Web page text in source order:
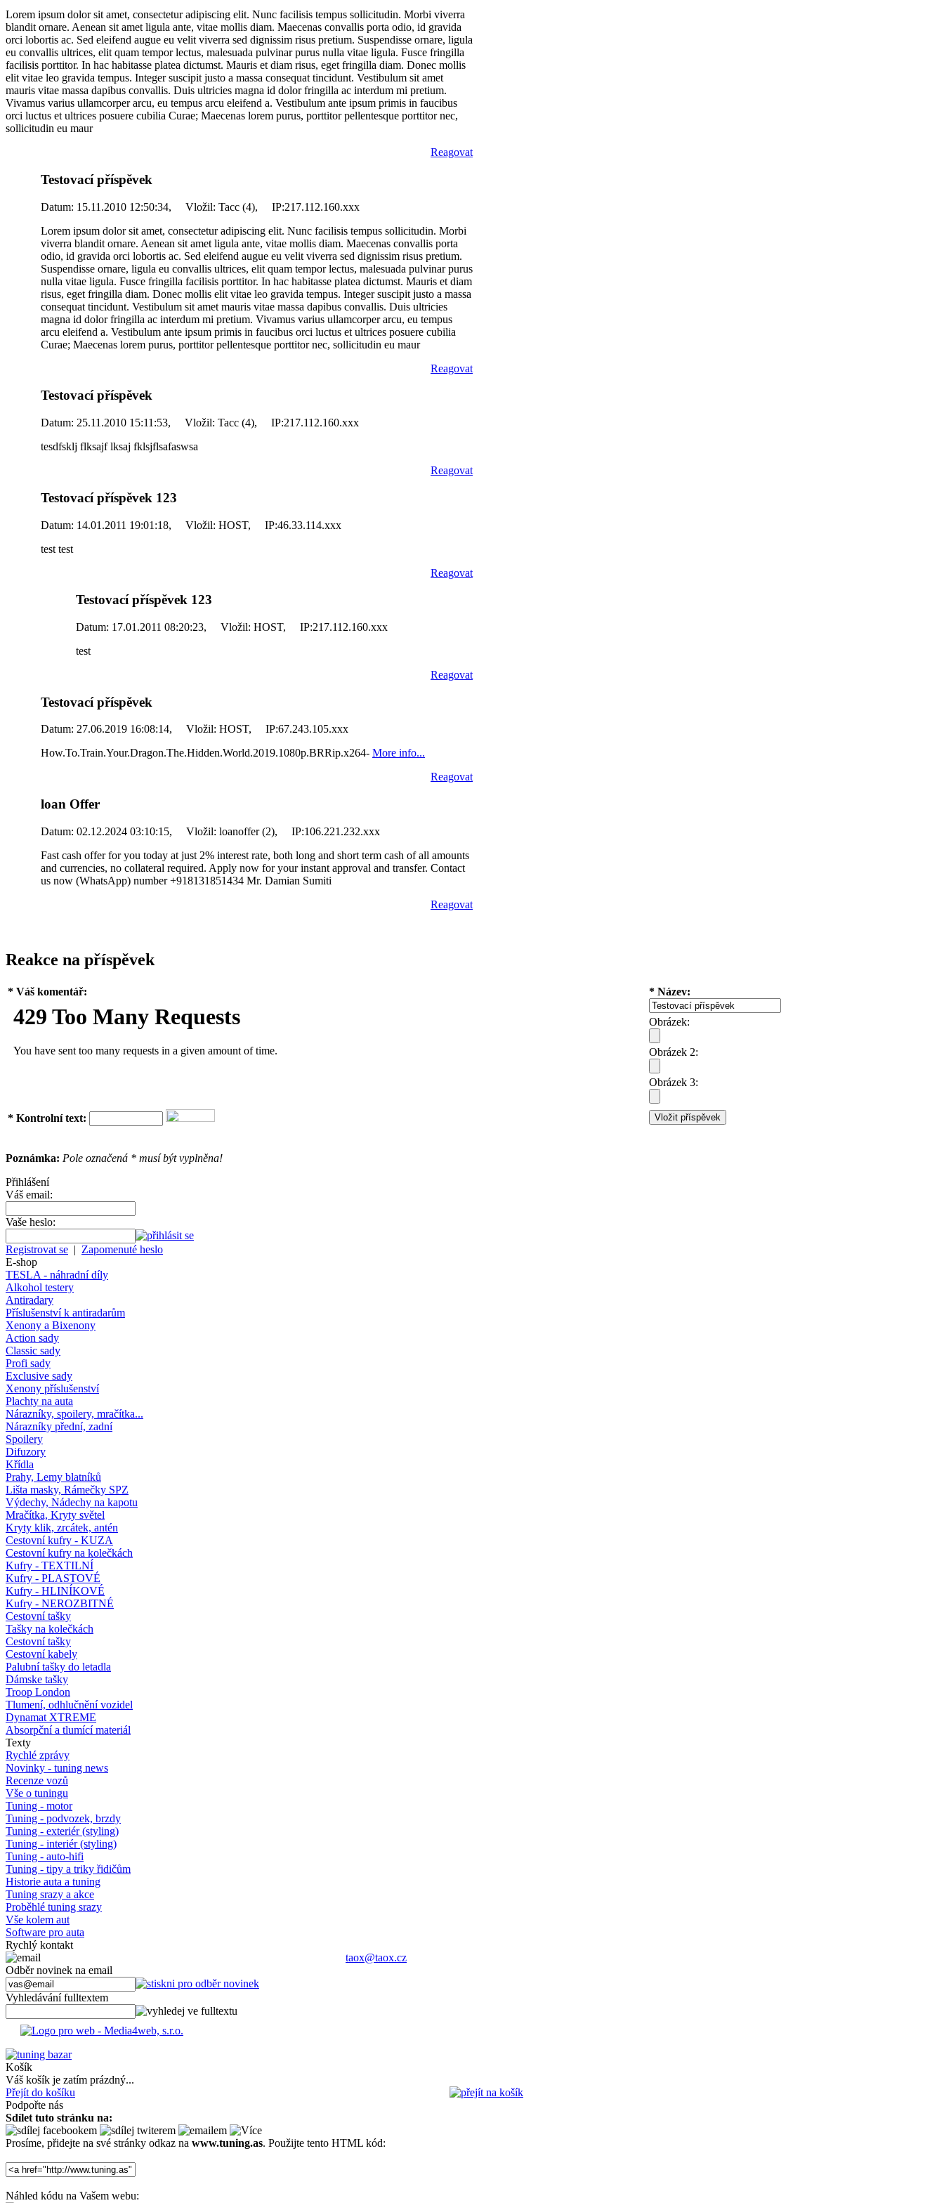
Lorem ipsum dolor sit amet, consectetur adipiscing elit. Nunc facilisis tempus sollicitudin. Morbi viverra
blandit ornare. Aenean sit amet ligula ante, vitae mollis diam. Maecenas convallis porta odio, id gravida
orci lobortis ac. Sed eleifend augue eu velit viverra sed dignissim risus pretium. Suspendisse ornare, ligula
eu convallis ultrices, elit quam tempor lectus, malesuada pulvinar purus nulla vitae ligula. Fusce fringilla
facilisis porttitor. In hac habitasse platea dictumst. Mauris et diam risus, eget fringilla diam. Donec mollis
elit vitae leo gravida tempus. Integer suscipit justo a massa consequat tincidunt. Vestibulum sit amet
mauris vitae massa dapibus convallis. Duis ultricies magna id dolor fringilla ac interdum mi pretium.
Vivamus varius ullamcorper arcu, eu tempus arcu eleifend a. Vestibulum ante ipsum primis in faucibus
orci luctus et ultrices posuere cubilia Curae; Maecenas lorem purus, porttitor pellentesque porttitor nec,
sollicitudin eu maur
Reagovat
Testovací příspěvek
Datum: 15.11.2010 12:50:34, Vložil: Tacc (4), IP:217.112.160.xxx
Lorem ipsum dolor sit amet, consectetur adipiscing elit. Nunc facilisis tempus sollicitudin. Morbi
viverra blandit ornare. Aenean sit amet ligula ante, vitae mollis diam. Maecenas convallis porta
odio, id gravida orci lobortis ac. Sed eleifend augue eu velit viverra sed dignissim risus pretium.
Suspendisse ornare, ligula eu convallis ultrices, elit quam tempor lectus, malesuada pulvinar purus
nulla vitae ligula. Fusce fringilla facilisis porttitor. In hac habitasse platea dictumst. Mauris et diam
risus, eget fringilla diam. Donec mollis elit vitae leo gravida tempus. Integer suscipit justo a massa
consequat tincidunt. Vestibulum sit amet mauris vitae massa dapibus convallis. Duis ultricies
magna id dolor fringilla ac interdum mi pretium. Vivamus varius ullamcorper arcu, eu tempus
arcu eleifend a. Vestibulum ante ipsum primis in faucibus orci luctus et ultrices posuere cubilia
Curae; Maecenas lorem purus, porttitor pellentesque porttitor nec, sollicitudin eu maur
Reagovat
Testovací příspěvek
Datum: 25.11.2010 15:11:53, Vložil: Tacc (4), IP:217.112.160.xxx
tesdfsklj flksajf lksaj fklsjflsafaswsa
Reagovat
Testovací příspěvek 123
Datum: 14.01.2011 19:01:18, Vložil: HOST, IP:46.33.114.xxx
test test
Reagovat
Testovací příspěvek 123
Datum: 17.01.2011 08:20:23, Vložil: HOST, IP:217.112.160.xxx
test
Reagovat
Testovací příspěvek
Datum: 27.06.2019 16:08:14, Vložil: HOST, IP:67.243.105.xxx
How.To.Train.Your.Dragon.The.Hidden.World.2019.1080p.BRRip.x264- More info...
Reagovat
loan Offer
Datum: 02.12.2024 03:10:15, Vložil: loanoffer (2), IP:106.221.232.xxx
Fast cash offer for you today at just 2% interest rate, both long and short term cash of all amounts
and currencies, no collateral required. Apply now for your instant approval and transfer. Contact
us now (WhatsApp) number +918131851434 Mr. Damian Sumiti
Reagovat
Reakce na příspěvek
* Váš komentář: * Název:
Obrázek:
Obrázek 2:
Obrázek 3:
* Kontrolní text:
Poznámka: Pole označená * musí být vyplněna!
Přihlášení
Váš email:
Vaše heslo:
Registrovat se | Zapomenuté heslo
E-shop
TESLA - náhradní díly
Alkohol testery
Antiradary
Příslušenství k antiradarům
Xenony a Bixenony
Action sady
Classic sady
Profi sady
Exclusive sady
Xenony příslušenství
Plachty na auta
Nárazníky, spoilery, mračítka...
Nárazníky přední, zadní
Spoilery
Difuzory
Křídla
Prahy, Lemy blatníků
Lišta masky, Rámečky SPZ
Výdechy, Nádechy na kapotu
Mračítka, Kryty světel
Kryty klik, zrcátek, antén
Cestovní kufry - KUZA
Cestovní kufry na kolečkách
Kufry - TEXTILNÍ
Kufry - PLASTOVÉ
Kufry - HLINÍKOVÉ
Kufry - NEROZBITNÉ
Cestovní tašky
Tašky na kolečkách
Cestovní tašky
Cestovní kabely
Palubní tašky do letadla
Dámske tašky
Troop London
Tlumení, odhlučnění vozidel
Dynamat XTREME
Absorpční a tlumící materiál
Texty
Rychlé zprávy
Novinky - tuning news
Recenze vozů
Vše o tuningu
Tuning - motor
Tuning - podvozek, brzdy
Tuning - exteriér (styling)
Tuning - interiér (styling)
Tuning - auto-hifi
Tuning - tipy a triky řidičům
Historie auta a tuning
Tuning srazy a akce
Proběhlé tuning srazy
Vše kolem aut
Software pro auta
Rychlý kontakt
taox@taox.cz
Odběr novinek na email
Vyhledávání fulltextem
Košík
Váš košík je zatím prázdný...
Přejít do košíku
Podpořte nás
Sdílet tuto stránku na:
Prosíme, přidejte na své stránky odkaz na www.tuning.as. Použijte tento HTML kód:
Náhled kódu na Vašem webu: